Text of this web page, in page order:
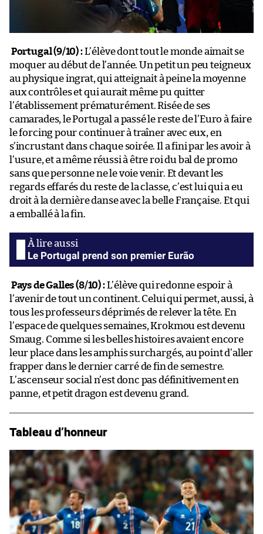
Portugal (9/10) :L’élève dont tout le monde aimait se
moquer au début de l’année. Un petit un peu teigneux
au physique ingrat, qui atteignait à peine la moyenne
aux contrôles et qui aurait même pu quitter
l’établissement prématurément. Risée de ses
camarades, le Portugal a passé le reste de l’Euro à faire
le forcing pour continuer à traîner avec eux, en
s’incrustant dans chaque soirée. Il a fini par les avoir à
l’usure, et a même réussi à être roi du bal de promo
sans que personne ne le voie venir. Et devant les
regards effarés du reste de la classe, c’est lui qui a eu
droit à la dernière danse avec la belle Française. Et qui
a emballé à la fin.
Le Portugal prend son premier Eurão
Pays de Galles (8/10) :L’élève qui redonne espoir à
l’avenir de tout un continent. Celui qui permet, aussi, à
tous les professeurs déprimés de relever la tête. En
l’espace de quelques semaines, Krokmou est devenu
Smaug. Comme si les belles histoires avaient encore
leur place dans les amphis surchargés, au point d’aller
frapper dans le dernier carré de fin de semestre.
L’ascenseur social n’est donc pas définitivement en
panne, et petit dragon est devenu grand.
Tableau d’honneur